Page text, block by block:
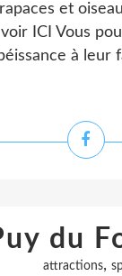
et
ICI Vous
à leur
du
attractions,